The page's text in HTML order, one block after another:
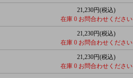
21,230円(税込)
在庫 0 お問合わせください
21,230円(税込)
在庫 0 お問合わせください
21,230円(税込)
在庫 0 お問合わせください